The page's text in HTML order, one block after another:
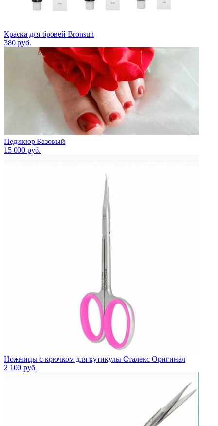
Краска для бровей Bronsun
380 руб.
Педикюр Базовый
15 000 руб.
Ножницы с крючком для кутикулы Сталекс Оригинал
2 100 руб.